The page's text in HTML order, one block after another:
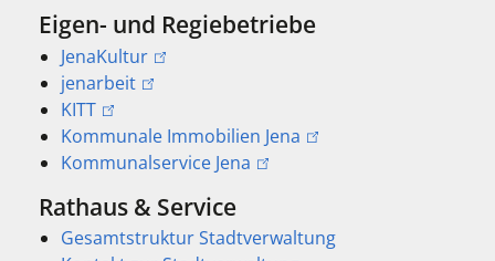
Eigen- und Regiebetriebe
JenaKultur
jenarbeit
KITT
Kommunale Immobilien Jena
Kommunalservice Jena
Rathaus & Service
Gesamtstruktur Stadtverwaltung